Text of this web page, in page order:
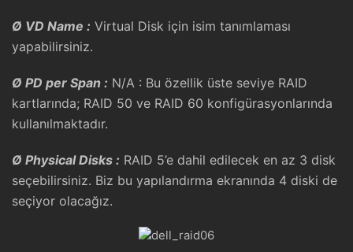
Ø VD Name : Virtual Disk için isim tanımlaması
yapabilirsiniz.
Ø PD per Span : N/A : Bu özellik üste seviye RAID
kartlarında; RAID 50 ve RAID 60 konfigürasyonlarında
kullanılmaktadır.
Ø Physical Disks : RAID 5’e dahil edilecek en az 3 disk
seçebilirsiniz. Biz bu yapılandırma ekranında 4 diski de
seçiyor olacağız.